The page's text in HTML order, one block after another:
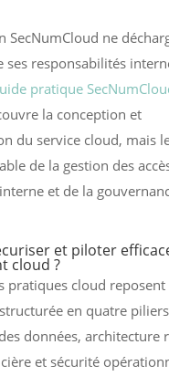
SecNumCloud ne
ses responsabilités
pratique
la conception et
du service cloud, mais
de la gestion des
et de la
et piloter
cloud ?
pratiques cloud
en quatre
données, architecture
et sécurité